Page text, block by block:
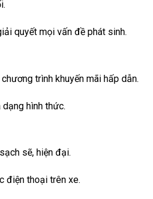
quyết mọi vấn đề phát sinh.
trình khuyến mãi hấp dẫn.
hình thức.
sẽ, hiện đại.
điện thoại trên xe.